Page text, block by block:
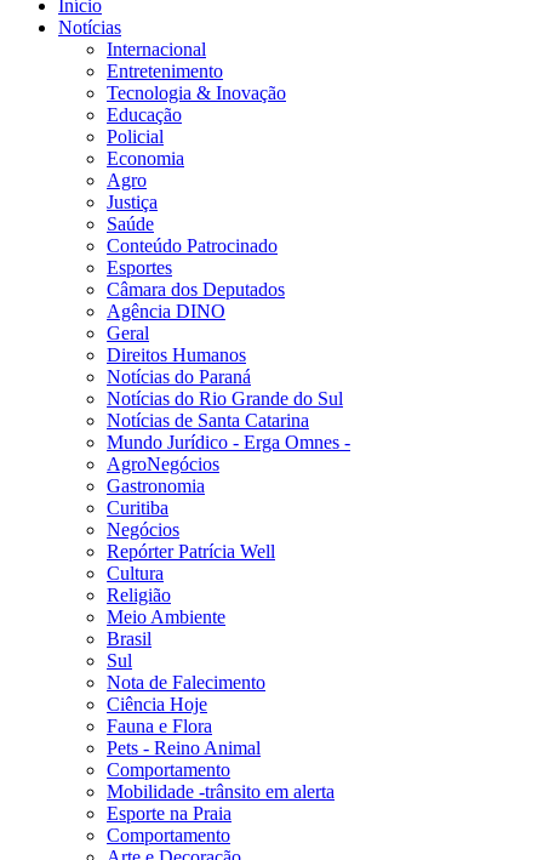
Início
Notícias
Internacional
Entretenimento
Tecnologia & Inovação
Educação
Policial
Economia
Agro
Justiça
Saúde
Conteúdo Patrocinado
Esportes
Câmara dos Deputados
Agência DINO
Geral
Direitos Humanos
Notícias do Paraná
Notícias do Rio Grande do Sul
Notícias de Santa Catarina
Mundo Jurídico - Erga Omnes -
AgroNegócios
Gastronomia
Curitiba
Negócios
Repórter Patrícia Well
Cultura
Religião
Meio Ambiente
Brasil
Sul
Nota de Falecimento
Ciência Hoje
Fauna e Flora
Pets - Reino Animal
Comportamento
Mobilidade -trânsito em alerta
Esporte na Praia
Comportamento